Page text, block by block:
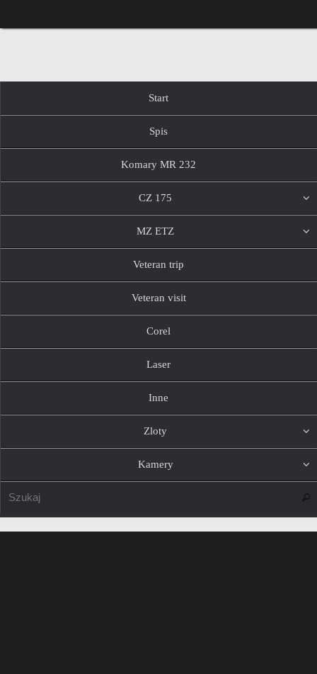
do
treści
Start
Spis
Komary MR 232
CZ 175
MZ ETZ
Veteran trip
Veteran visit
Corel
Laser
Inne
Zloty
Kamery